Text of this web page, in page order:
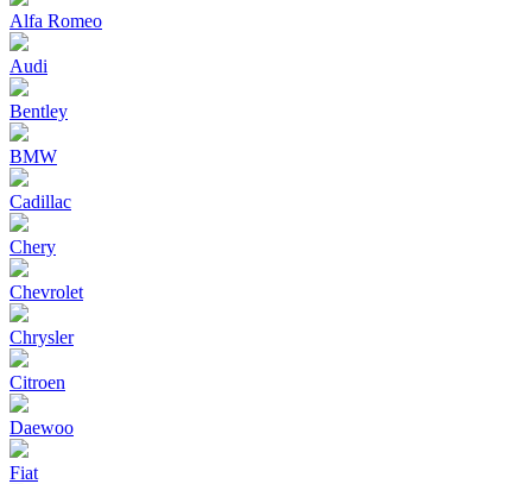
Alfa Romeo
Audi
Bentley
BMW
Cadillac
Chery
Chevrolet
Chrysler
Citroen
Daewoo
Fiat